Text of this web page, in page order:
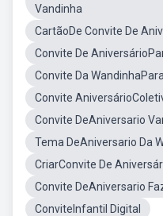
Vandinha
CartãoDe Convite De
Convite De
Convite Da
Convite
Convite DeAniversario
Tema DeAniversario Da
CriarConvite De
Convite DeAniversario
ConviteInfantil Digital